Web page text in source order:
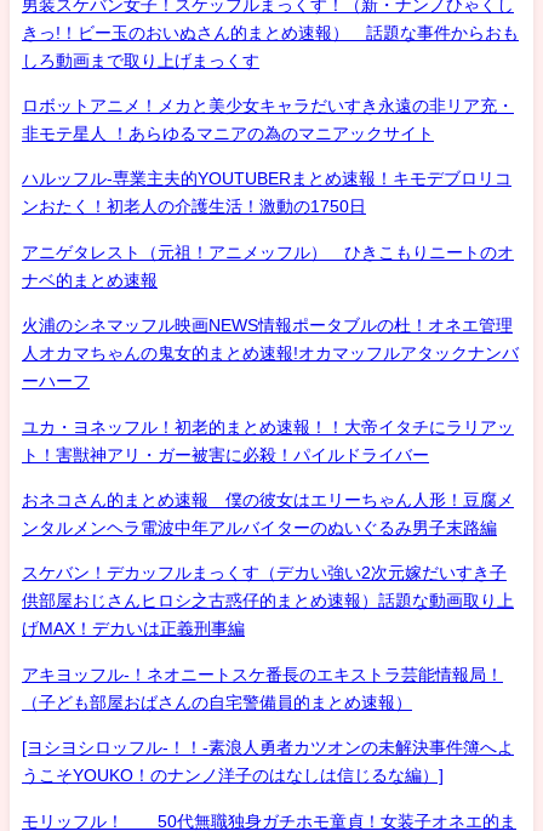
男装スケバン女子！スケッフルまっくす！（新・ナンノひゃくし
きっ!！ビー玉のおいぬさん的まとめ速報） 話題な事件からおも
しろ動画まで取り上げまっくす
ロボットアニメ！メカと美少女キャラだいすき永遠の非リア充・
非モテ星人 ！あらゆるマニアの為のマニアックサイト
ハルッフル-専業主夫的YOUTUBERまとめ速報！キモデブロリコ
ンおたく！初老人の介護生活！激動の1750日
アニゲタレスト（元祖！アニメッフル） ひきこもりニートのオ
ナベ的まとめ速報
火浦のシネマッフル映画NEWS情報ポータブルの杜！オネエ管理
人オカマちゃんの鬼女的まとめ速報!オカマッフルアタックナンバ
ーハーフ
ユカ・ヨネッフル！初老的まとめ速報！！大帝イタチにラリアッ
ト！害獣神アリ・ガー被害に必殺！パイルドライバー
おネコさん的まとめ速報 僕の彼女はエリーちゃん人形！豆腐メ
ンタルメンヘラ電波中年アルバイターのぬいぐるみ男子末路編
スケバン！デカッフルまっくす（デカい強い2次元嫁だいすき子
供部屋おじさんヒロシ之古惑仔的まとめ速報）話題な動画取り上
げMAX！デカいは正義刑事編
アキヨッフル-！ネオニートスケ番長のエキストラ芸能情報局！
（子ども部屋おばさんの自宅警備員的まとめ速報）
[ヨシヨシロッフル-！！-素浪人勇者カツオンの未解決事件簿へよ
うこそYOUKO！のナンノ洋子のはなしは信じるな編）]
モリッフル！ 50代無職独身ガチホモ童貞！女装子オネエ的ま